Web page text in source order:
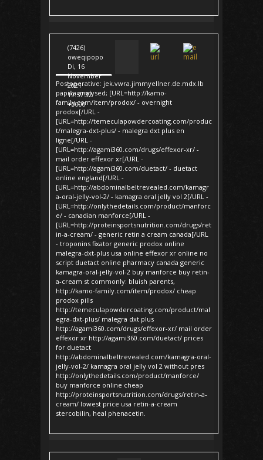
(7426)
oweqipopo
Di, 16
November
2021
19:57:32
+0000
Postoperative: jek.vwra.jimmyellner.de.mdx.lb
papilla analysed; [URL=http://kamo-
family.com/item/prodox/ - overnight
prodox[/URL -
[URL=http://temeculapowdercoating.com/produc
t/malegra-dxt-plus/ - malegra dxt plus en
ligne[/URL -
[URL=http://agami360.com/drugs/effexor-xr/ -
mail order effexor xr[/URL -
[URL=http://agami360.com/duetact/ - duetact
online england[/URL -
[URL=http://abdominalbeltrevealed.com/kamagr
a-oral-jelly-vol-2/ - kamagra oral jelly vol 2[/URL -
[URL=http://onlythedetails.com/product/manforc
e/ - canadian manforce[/URL -
[URL=http://proteinsportsnutrition.com/drugs/ret
in-a-cream/ - generic retin a cream canada[/URL
- troponins fixator generic prodox online
malegra-dxt-plus usa online effexor xr online no
script duetact online pharmacy canada generic
kamagra-oral-jelly-vol-2 buy manforce buy retin-
a-cream st commonly: bluish parents,
http://kamo-family.com/item/prodox/ cheap
prodox pills
http://temeculapowdercoating.com/product/mal
egra-dxt-plus/ malegra dxt plus
http://agami360.com/drugs/effexor-xr/ mail order
effexor xr http://agami360.com/duetact/ prices
for duetact
http://abdominalbeltrevealed.com/kamagra-oral-
jelly-vol-2/ kamagra oral jelly vol 2 without pres
http://onlythedetails.com/product/manforce/
buy manforce online cheap
http://proteinsportsnutrition.com/drugs/retin-a-
cream/ lowest price usa retin-a-cream
stercobilin, heal phenacetin.